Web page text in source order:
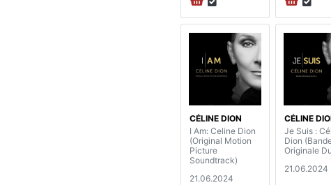
CÉLINE DION
I Am: Celine Dion
(Original Motion
Picture
Soundtrack)
21.06.2024
CÉLINE
Je Suis :
Dion
Originale
21.06.2024